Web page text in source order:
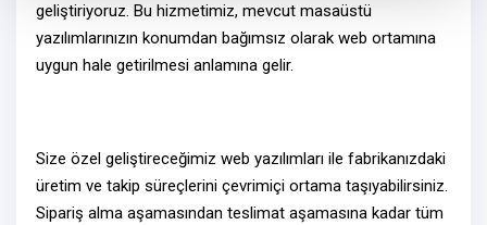
geliştiriyoruz. Bu hizmetimiz, mevcut masaüstü
yazılımlarınızın konumdan bağımsız olarak web ortamına
uygun hale getirilmesi anlamına gelir.
Size özel geliştireceğimiz web yazılımları ile fabrikanızdaki
üretim ve takip süreçlerini çevrimiçi ortama taşıyabilirsiniz.
Sipariş alma aşamasından teslimat aşamasına kadar tüm